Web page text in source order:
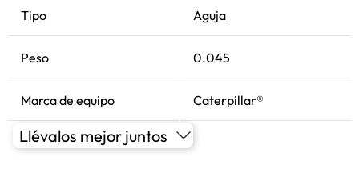
Tipo Aguja
Peso 0.045
Marca de equipo Caterpillar®
Llévalos mejor juntos